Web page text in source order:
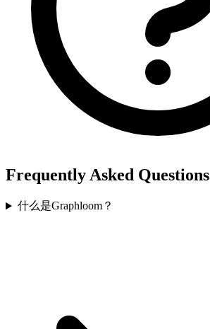
Frequently Asked Questions
什么是Graphloom？